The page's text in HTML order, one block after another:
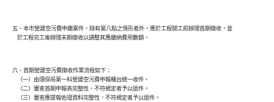
五、本市營建空污費申繳案件，除有第八點之情形者外，應於工程開工前辦理首期徵收，並
    於工程完工後辦理末期徵收以調整其應繳納費用數額。
六、首期營建空污費徵收作業流程如下：
    （一）由環保局第一科營建空污費申報櫃台統一收件。
    （二）審查首期申報表完整性，不符規定者予以退件。
    （三）審查應提報佐證資料完整性，不符規定者予以退件。